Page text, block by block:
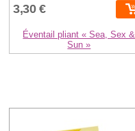
3,30 €
Éventail pliant « Sea, Sex &
Sun »